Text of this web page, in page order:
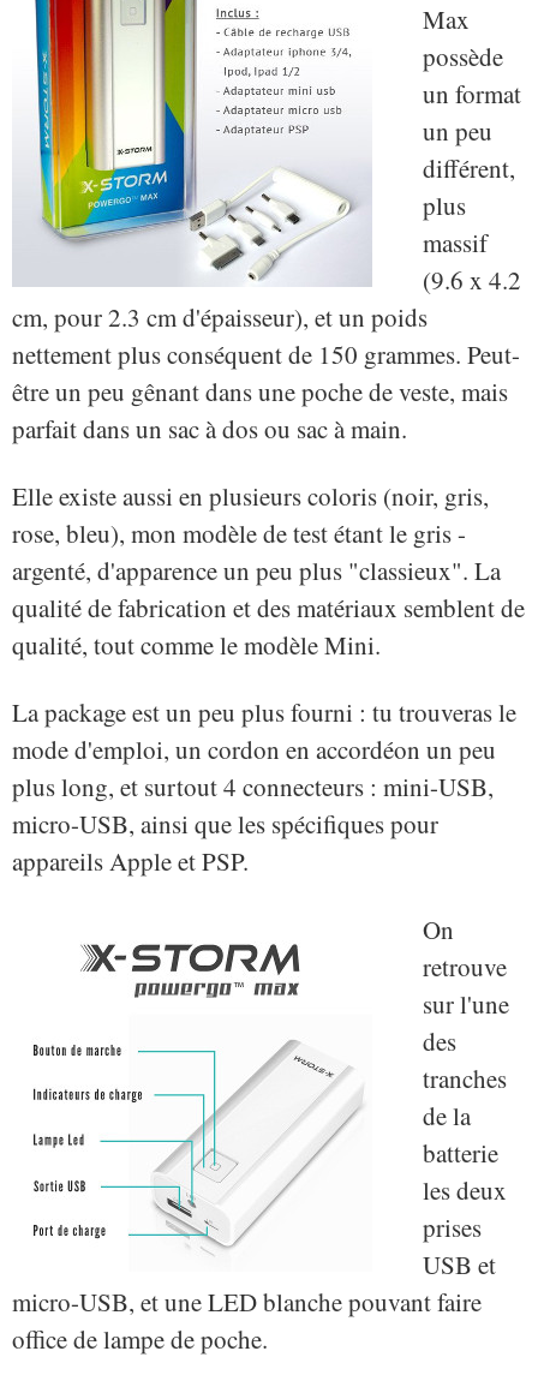
Max
possède
un format
un peu
différent,
plus
massif
(9.6 x 4.2
cm, pour 2.3 cm d'épaisseur), et un poids
nettement plus conséquent de 150 grammes. Peut-
être un peu gênant dans une poche de veste, mais
parfait dans un sac à dos ou sac à main.
Elle existe aussi en plusieurs coloris (noir, gris,
rose, bleu), mon modèle de test étant le gris -
argenté, d'apparence un peu plus "classieux". La
qualité de fabrication et des matériaux semblent de
qualité, tout comme le modèle Mini.
La package est un peu plus fourni : tu trouveras le
mode d'emploi, un cordon en accordéon un peu
plus long, et surtout 4 connecteurs : mini-USB,
micro-USB, ainsi que les spécifiques pour
appareils Apple et PSP.
On
retrouve
sur l'une
des
tranches
de la
batterie
les deux
prises
USB et
micro-USB, et une LED blanche pouvant faire
office de lampe de poche.